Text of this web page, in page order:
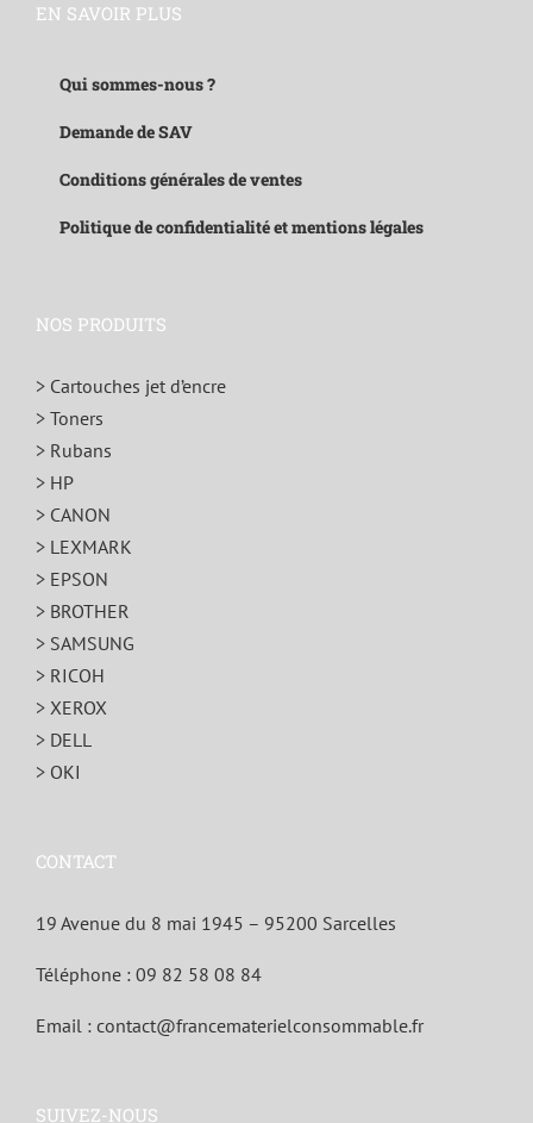
EN SAVOIR PLUS
Qui sommes-nous ?
Demande de SAV
Conditions générales de ventes
Politique de confidentialité et mentions légales
NOS PRODUITS
> Cartouches jet d’encre
> Toners
> Rubans
> HP
> CANON
> LEXMARK
> EPSON
> BROTHER
> SAMSUNG
> RICOH
> XEROX
> DELL
> OKI
CONTACT
19 Avenue du 8 mai 1945 – 95200 Sarcelles
Téléphone : 09 82 58 08 84
Email : contact@francematerielconsommable.fr
SUIVEZ-NOUS